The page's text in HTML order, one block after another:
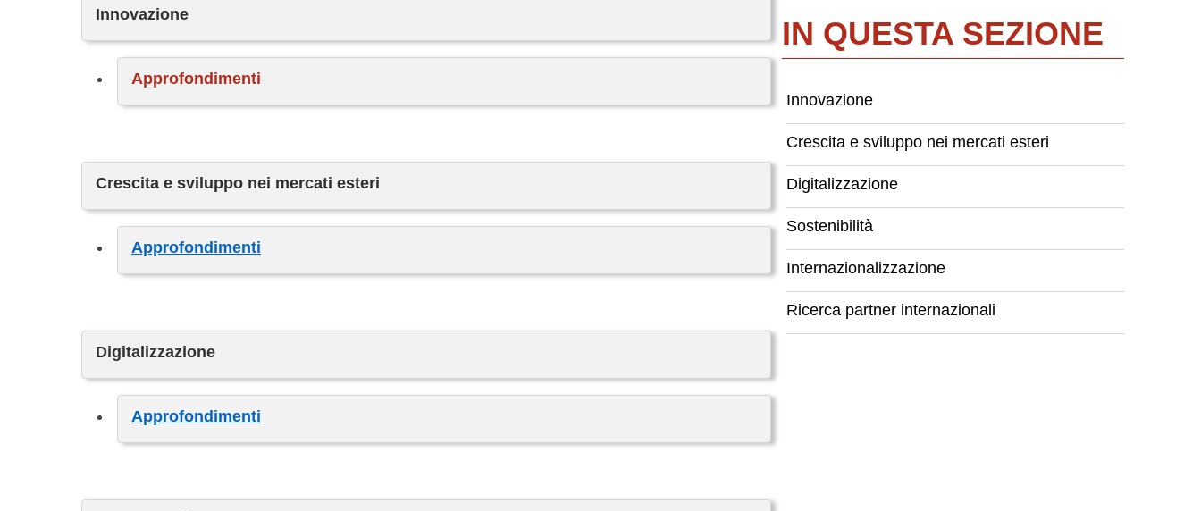
Innovazione
Approfondimenti
Crescita e sviluppo nei mercati esteri
Approfondimenti
Digitalizzazione
Approfondimenti
IN QUESTA SEZIONE
Innovazione
Crescita e sviluppo nei mercati esteri
Digitalizzazione
Sostenibilità
Internazionalizzazione
Ricerca partner internazionali